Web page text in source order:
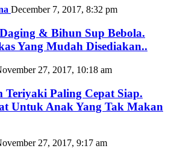
December 7, 2017, 8:32 pm
& Bihun Sup Bebola.
Yang Mudah Disediakan..
27, 2017, 10:18 am
Teriyaki Paling Cepat Siap.
Untuk Anak Yang Tak Makan
27, 2017, 9:17 am